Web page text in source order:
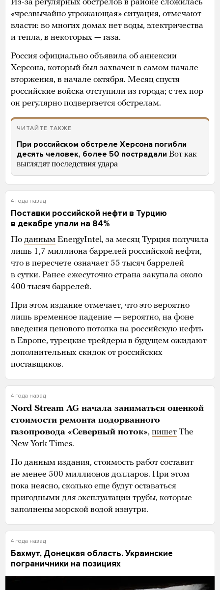
Из-за регулярных обстрелов в районе сложилась
«чрезвычайно угрожающая» ситуация, отмечают
власти: во многих домах нет воды, электричества
и тепла, в некоторых — газа.
Россия официально объявила об аннексии
Херсона, который был захвачен в самом начале
вторжения, в начале октября. Месяц спустя
российские войска отступили из города; с тех пор
он регулярно подвергается обстрелам.
ЧИТАЙТЕ ТАКЖЕ
При российском обстреле Херсона погибли
десять человек, более 50 пострадали Вот как
выглядят последствия удара
4 года назад
Поставки российской нефти в Турцию
в декабре упали на 84%
По данным EnergyIntel, за месяц Турция получила
лишь 1,7 миллиона баррелей российской нефти,
что в пересчете означает 55 тысяч баррелей
в сутки. Ранее ежесуточно страна закупала около
400 тысяч баррелей.
При этом издание отмечает, что это вероятно
лишь временное падение — вероятно, на фоне
введения ценового потолка на российскую нефть
в Европе, турецкие трейдеры в будущем ожидают
дополнительных скидок от российских
поставщиков.
4 года назад
Nord Stream AG начала заниматься оценкой
стоимости ремонта подорванного
газопровода «Северный поток», пишет The
New York Times.
По данным издания, стоимость работ составит
не менее 500 миллионов долларов. При этом
пока неясно, сколько еще будут оставаться
пригодными для эксплуатации трубы, которые
заполнены морской водой изнутри.
4 года назад
Бахмут, Донецкая область. Украинские
пограничники на позициях